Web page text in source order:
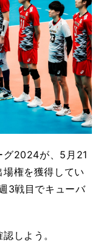
グ2024が、5月21
権を獲得してい
3戦目でキューバ
しよう。